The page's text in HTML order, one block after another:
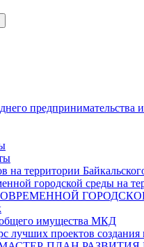
предпринимательства
на территории
городской среды на
имущества МКД
лучших проектов